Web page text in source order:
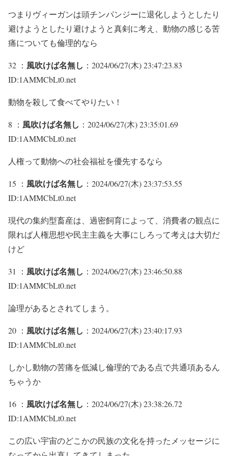
つまりヴィーガンは頭チンパンジーに退化しようとしたり
避けようとしたり避けようと真剣に考え、動物の感じる苦
痛についても倫理的なら
32 ： 風吹けば名無し ：2024/06/27(木) 23:47:23.83
ID:1AMMCbLt0.net
動物を殺して食べてやりたい！
8 ： 風吹けば名無し ：2024/06/27(木) 23:35:01.69
ID:1AMMCbLt0.net
人権って動物への社会福祉を優先するなら
15 ： 風吹けば名無し ：2024/06/27(木) 23:37:53.55
ID:1AMMCbLt0.net
現代の集約型畜産は、過密飼育によって、消費者の観点に
限れば人権思想や民主主義を大事にしろって考えは大切だ
けど
31 ： 風吹けば名無し ：2024/06/27(木) 23:46:50.88
ID:1AMMCbLt0.net
論理があるとされてしまう。
20 ： 風吹けば名無し ：2024/06/27(木) 23:40:17.93
ID:1AMMCbLt0.net
しかし動物の苦痛を低減し倫理的である点で共通項あるん
ちゃうか
16 ： 風吹けば名無し ：2024/06/27(木) 23:38:26.72
ID:1AMMCbLt0.net
この広い宇宙のどこかの民族の文化を持ったメッセージに